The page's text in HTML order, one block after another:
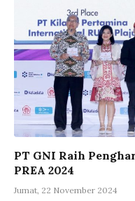
PT GNI Raih
PREA 2024
Jumat, 22 November 2024